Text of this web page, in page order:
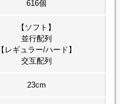
616個
【ソフト】
並行配列
【レギュラー/ハード】
交互配列
23cm